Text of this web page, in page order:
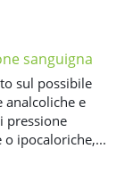
sanguigna
sul possibile
e
pressione
o ipocaloriche,...